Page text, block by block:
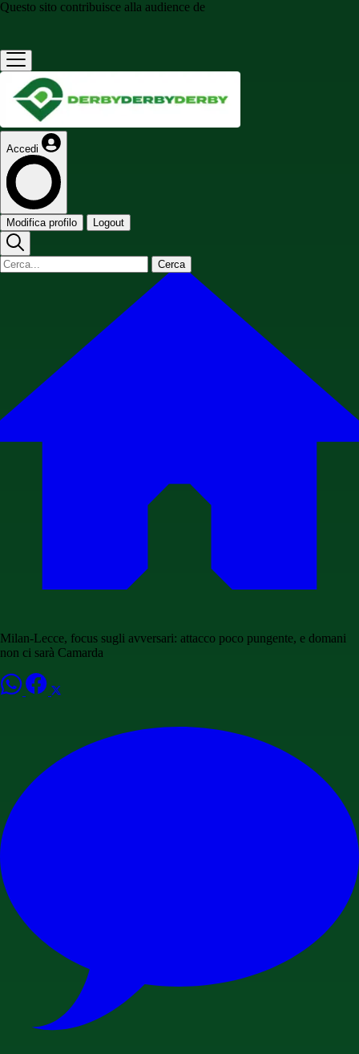
Questo sito contribuisce alla audience de
Accedi
Modifica profilo Logout
Cerca
Milan-Lecce, focus sugli avversari: attacco poco pungente, e domani
non ci sarà Camarda